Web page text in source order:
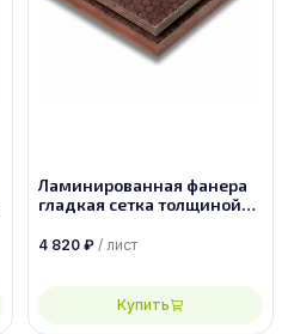
Ламинированная фанера
гладкая сетка толщиной
2440х1220, сорт 1/1
4 820 ₽ / лист
Купить